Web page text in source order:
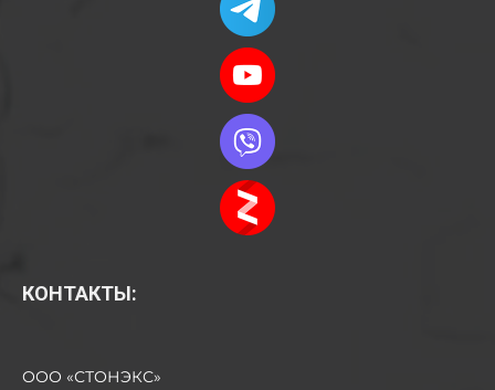
КОНТАКТЫ:
ООО «СТОНЭКС»